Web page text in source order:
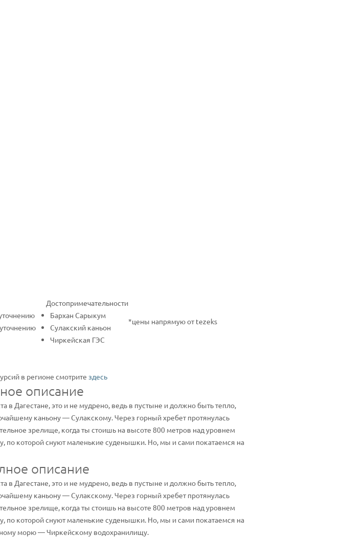
Достопримечательности
Бархан Сарыкум
Сулакский каньон
Чиркейская ГЭС
*цены напрямую от tezeks
в регионе смотрите здесь
описание
Дагестане, это и не мудрено, ведь в пустыне и должно быть тепло,
каньону — Сулакскому. Через горный хребет протянулась
зрелище, когда ты стоишь на высоте 800 метров над уровнем
по которой снуют маленькие суденышки. Но, мы и сами покатаемся на
описание
Дагестане, это и не мудрено, ведь в пустыне и должно быть тепло,
каньону — Сулакскому. Через горный хребет протянулась
зрелище, когда ты стоишь на высоте 800 метров над уровнем
по которой снуют маленькие суденышки. Но, мы и сами покатаемся на
морю — Чиркейскому водохранилищу.